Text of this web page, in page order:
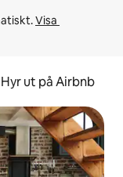
Visa
Hyr ut på Airbnb